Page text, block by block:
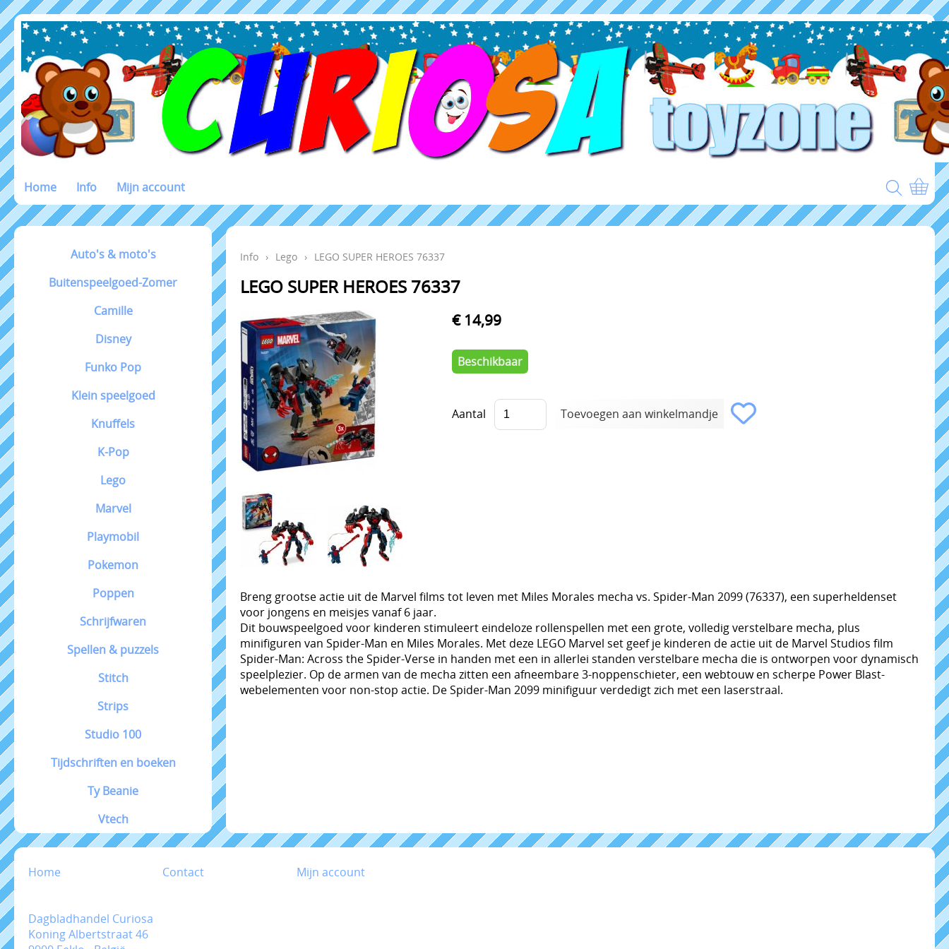
Home Info Mijn account
Auto's & moto's
Buitenspeelgoed-Zomer
Camille
Disney
Funko Pop
Klein speelgoed
Knuffels
K-Pop
Lego
Marvel
Playmobil
Pokemon
Poppen
Schrijfwaren
Spellen & puzzels
Stitch
Strips
Studio 100
Tijdschriften en boeken
Ty Beanie
Vtech
Info › Lego › LEGO SUPER HEROES 76337
LEGO SUPER HEROES 76337
€ 14,99
Beschikbaar
Aantal
Breng grootse actie uit de Marvel films tot leven met Miles Morales mecha vs. Spider-Man 2099 (76337), een superheldenset
voor jongens en meisjes vanaf 6 jaar.
Dit bouwspeelgoed voor kinderen stimuleert eindeloze rollenspellen met een grote, volledig verstelbare mecha, plus
minifiguren van Spider-Man en Miles Morales. Met deze LEGO Marvel set geef je kinderen de actie uit de Marvel Studios film
Spider-Man: Across the Spider-Verse in handen met een in allerlei standen verstelbare mecha die is ontworpen voor dynamisch
speelplezier. Op de armen van de mecha zitten een afneembare 3-noppenschieter, een webtouw en scherpe Power Blast-
webelementen voor non-stop actie. De Spider-Man 2099 minifiguur verdedigt zich met een laserstraal.
Home Contact Mijn account
Dagbladhandel Curiosa
Koning Albertstraat 46